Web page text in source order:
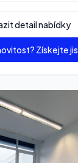
detail nabídky
Získejte